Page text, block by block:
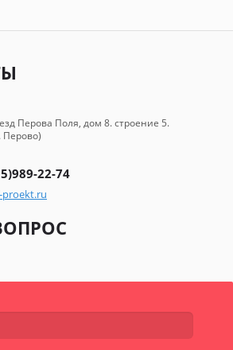
Перова Поля, дом 8. строение 5.
22-74